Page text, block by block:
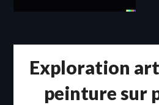
Exploration
peinture sur